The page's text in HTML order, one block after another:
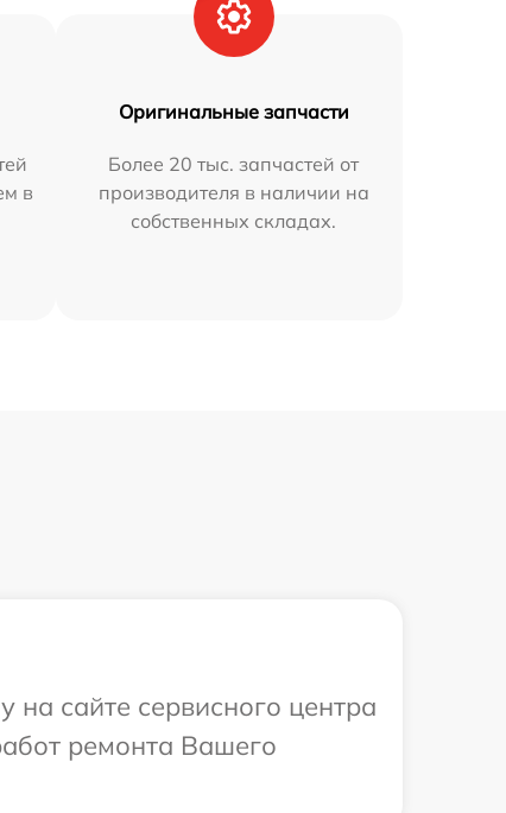
в
Оригинальные запчасти
Более 20 тыс. запчастей от
производителя в наличии на
собственных складах.
сайте сервисного центра
ремонта Вашего